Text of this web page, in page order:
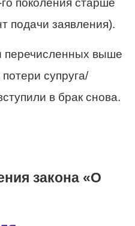
поколения старше
подачи заявления).
перечисленных выше
супруга/
в брак снова.
закона «О